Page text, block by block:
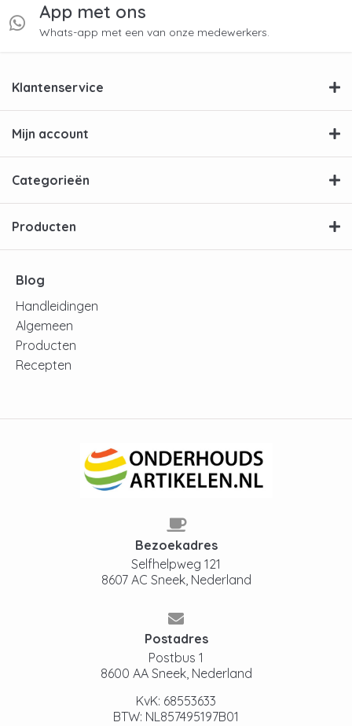
App met ons
Whats-app met een van onze medewerkers.
Klantenservice
Mijn account
Categorieën
Producten
Blog
Handleidingen
Algemeen
Producten
Recepten
Bezoekadres
Selfhelpweg 121
8607 AC Sneek, Nederland
Postadres
Postbus 1
8600 AA Sneek, Nederland
KvK: 68553633
BTW: NL857495197B01